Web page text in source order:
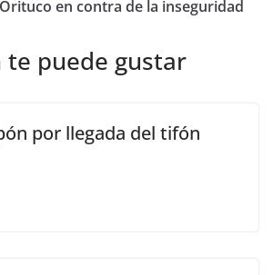
en contra de la inseguridad
te puede gustar
por llegada del tifón